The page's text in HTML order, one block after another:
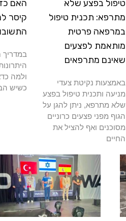
טיפול בפצע שלא
מתרפא: תכנית טיפול
במרפאה פרטית
מותאמת לפצעים
שאינם מתרפאים
באמצעות נקיטת צעדי
מניעה ותכנית טיפול בפצע
שלא מתרפא, ניתן להגן על
הגוף מפני פצעים כרוניים
מסוכנים ואף להציל את
החיים
האם
קיסר
ולמה
כשיש